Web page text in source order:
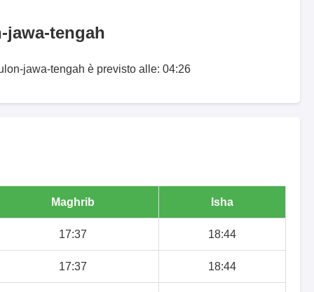
jawa-tengah
jawa-tengah è previsto alle: 04:26
Maghrib Isha
17:37 18:44
17:37 18:44